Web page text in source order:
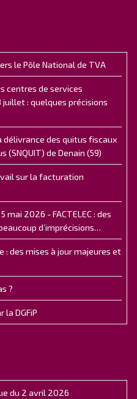
le Pôle National de TVA
centres de services
: quelques précisions
délivrance des quitus fiscaux
(SNQUIT) de Denain (59)
sur la facturation
2026 - FACTELEC : des
d’imprécisions…
: des mises à jour majeures et
?
la DGFiP
du 2 avril 2026